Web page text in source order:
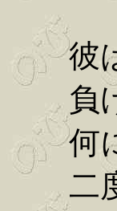
彼は
負け
何に
二度